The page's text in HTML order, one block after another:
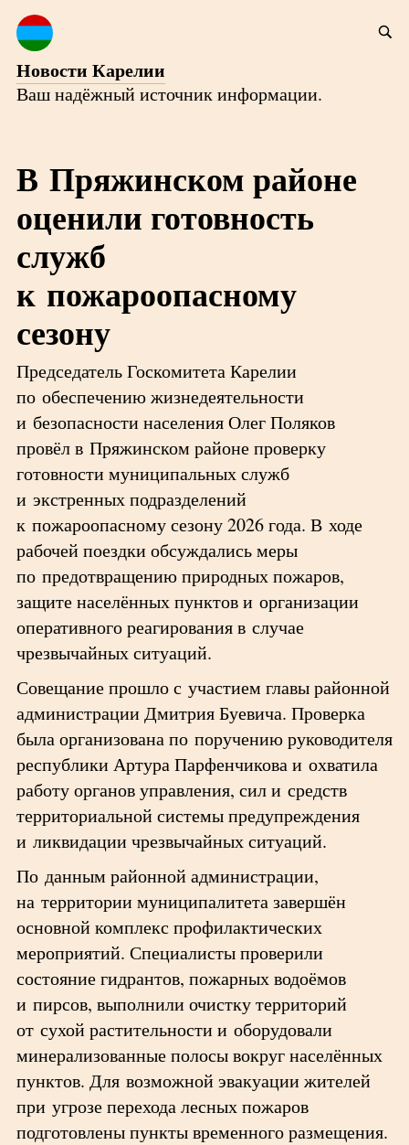
Новости Карелии
Ваш надёжный источник информации.
В Пряжинском районе
оценили готовность
служб
к пожароопасному
сезону
Председатель Госкомитета Карелии
по обеспечению жизнедеятельности
и безопасности населения Олег Поляков
провёл в Пряжинском районе проверку
готовности муниципальных служб
и экстренных подразделений
к пожароопасному сезону 2026 года. В ходе
рабочей поездки обсуждались меры
по предотвращению природных пожаров,
защите населённых пунктов и организации
оперативного реагирования в случае
чрезвычайных ситуаций.
Совещание прошло с участием главы районной
администрации Дмитрия Буевича. Проверка
была организована по поручению руководителя
республики Артура Парфенчикова и охватила
работу органов управления, сил и средств
территориальной системы предупреждения
и ликвидации чрезвычайных ситуаций.
По данным районной администрации,
на территории муниципалитета завершён
основной комплекс профилактических
мероприятий. Специалисты проверили
состояние гидрантов, пожарных водоёмов
и пирсов, выполнили очистку территорий
от сухой растительности и оборудовали
минерализованные полосы вокруг населённых
пунктов. Для возможной эвакуации жителей
при угрозе перехода лесных пожаров
подготовлены пункты временного размещения.